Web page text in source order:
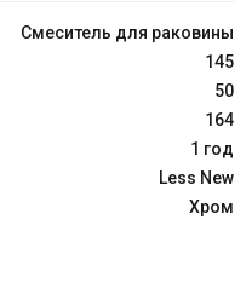
Смеситель для раковины
145
50
164
1 год
Less New
Хром